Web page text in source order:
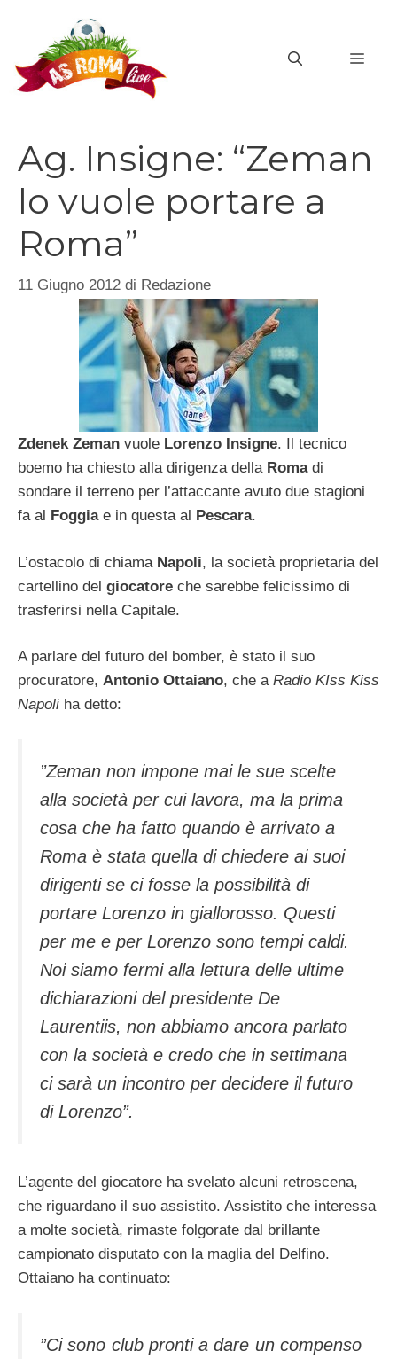
contenuto
Ag. Insigne: “Zeman
lo vuole portare a
Roma”
11 Giugno 2012 di Redazione
Zdenek Zeman vuole Lorenzo Insigne. Il tecnico
boemo ha chiesto alla dirigenza della Romadi
sondare il terreno per l’attaccante avuto due stagioni
fa al Foggiae in questa al Pescara.
L’ostacolo di chiama Napoli, la società proprietaria del
cartellino del giocatore che sarebbe felicissimo di
trasferirsi nella Capitale.
A parlare del futuro del bomber, è stato il suo
procuratore, Antonio Ottaiano, che a Radio KIss Kiss
Napoli ha detto:
”Zeman non impone mai le sue scelte
alla società per cui lavora, ma la prima
cosa che ha fatto quando è arrivato a
Roma è stata quella di chiedere ai suoi
dirigenti se ci fosse la possibilità di
portare Lorenzo in giallorosso. Questi
per me e per Lorenzo sono tempi caldi.
Noi siamo fermi alla lettura delle ultime
dichiarazioni del presidente De
Laurentiis, non abbiamo ancora parlato
con la società e credo che in settimana
ci sarà un incontro per decidere il futuro
di Lorenzo”.
L’agente del giocatore ha svelato alcuni retroscena,
che riguardano il suo assistito. Assistito che interessa
a molte società, rimaste folgorate dal brillante
campionato disputato con la maglia del Delfino.
Ottaiano ha continuato:
”Ci sono club pronti a dare un compenso